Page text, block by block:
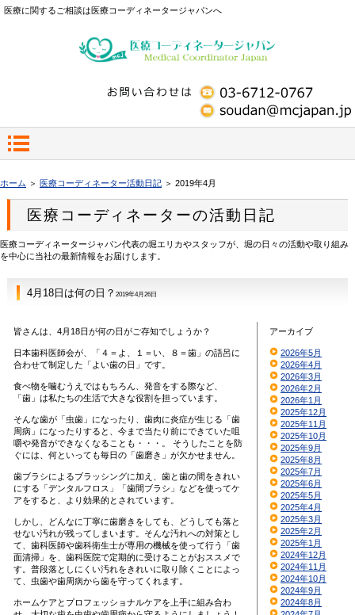
医療に関するご相談は医療コーディネータージャパンへ
ホーム ＞ 医療コーディネーター活動日記 ＞ 2019年4月
医療コーディネーターの活動日記
医療コーディネータージャパン代表の堀エリカやスタッフが、堀の日々の活動や取り組み
を中心に当社の最新情報をお届けします。
4月18日は何の日？ 2019年4月26日
皆さんは、4月18日が何の日がご存知でしょうか？
日本歯科医師会が、「４＝よ、１＝い、８＝歯」の語呂に
合わせて制定した「よい歯の日」です。
食べ物を噛むうえではもちろん、発音をする際など、
「歯」は私たちの生活で大きな役割を担っています。
そんな歯が「虫歯」になったり、歯肉に炎症が生じる「歯
周病」になったりすると、今まで当たり前にできていた咀
嚼や発音ができなくなることも・・・。 そうしたことを防
ぐには、何といっても毎日の「歯磨き」が欠かせません。
歯ブラシによるブラッシングに加え、歯と歯の間をきれい
にする「デンタルフロス」「歯間ブラシ」などを使ってケ
アをすると、より効果的とされています。
しかし、どんなに丁寧に歯磨きをしても、どうしても落と
せない汚れが残ってしまいます。そんな汚れへの対策とし
て、歯科医師や歯科衛生士が専用の機械を使って行う「歯
面清掃」を、歯科医院で定期的に受けることがおススメで
す。普段落としにくい汚れをきれいに取り除くことによっ
て、虫歯や歯周病から歯を守ってくれます。
ホームケアとプロフェッショナルケアを上手に組み合わ
アーカイブ
2026年5月
2026年4月
2026年3月
2026年2月
2026年1月
2025年12月
2025年11月
2025年10月
2025年9月
2025年8月
2025年7月
2025年6月
2025年5月
2025年4月
2025年3月
2025年2月
2025年1月
2024年12月
2024年11月
2024年10月
2024年9月
2024年8月